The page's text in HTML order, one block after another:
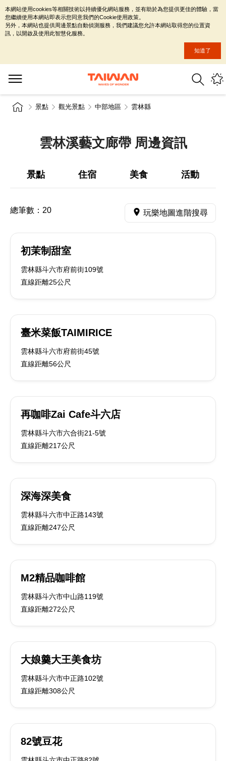
景點 觀光景點 中部地區 雲林縣
雲林溪藝文廊帶 周邊資訊
景點 住宿 美食 活動
總筆數： 20 玩樂地圖進階搜尋
初茉制甜室
雲林縣斗六市府前街109號
直線距離25公尺
臺米菜飯TAIMIRICE
雲林縣斗六市府前街45號
直線距離56公尺
再咖啡Zai Cafe斗六店
雲林縣斗六市六合街21-5號
直線距離217公尺
深海深美食
雲林縣斗六市中正路143號
直線距離247公尺
M2精品咖啡館
雲林縣斗六市中山路119號
直線距離272公尺
大娘羹大王美食坊
雲林縣斗六市中正路102號
直線距離308公尺
82號豆花
本網站使用cookies等相關技術以持續優化網站服務，並有助於為您提供更佳的體驗，當
您繼續使用本網站即表示您同意我們的Cookie使用政策。
另外，本網站也提供周邊景點自動偵測服務，我們建議您允許本網站取得您的位置資
訊，以開啟及使用此智慧化服務。
知道了